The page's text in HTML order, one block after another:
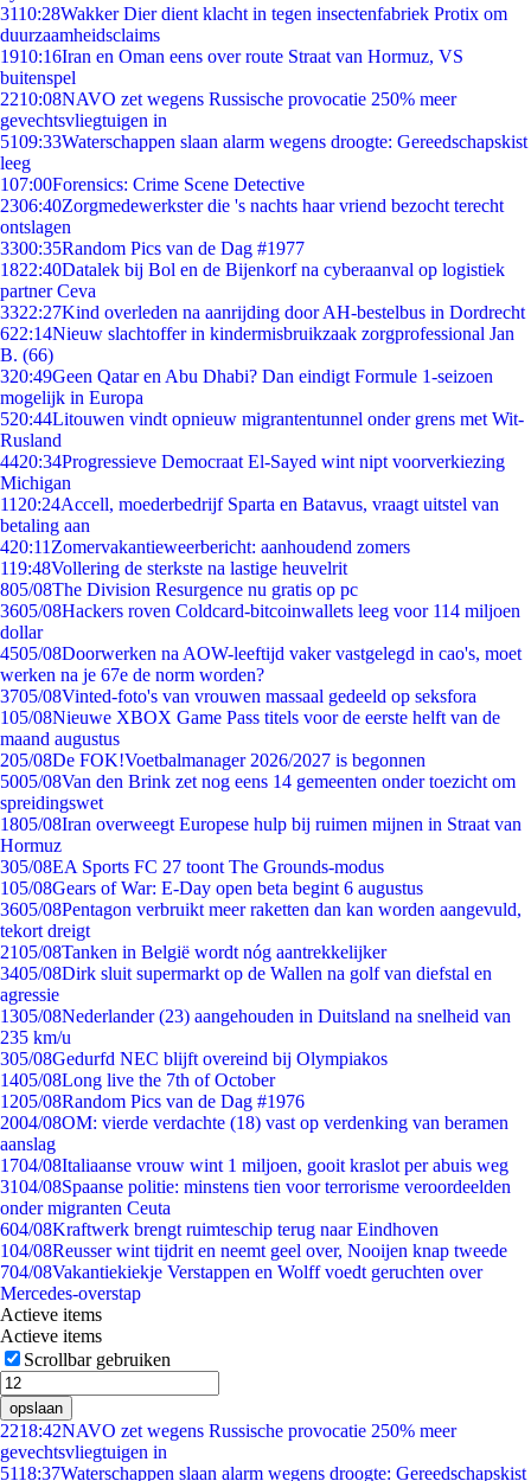
3110:28Wakker Dier dient klacht in tegen insectenfabriek Protix om
duurzaamheidsclaims
1910:16Iran en Oman eens over route Straat van Hormuz, VS
buitenspel
2210:08NAVO zet wegens Russische provocatie 250% meer
gevechtsvliegtuigen in
5109:33Waterschappen slaan alarm wegens droogte: Gereedschapskist
leeg
107:00Forensics: Crime Scene Detective
2306:40Zorgmedewerkster die 's nachts haar vriend bezocht terecht
ontslagen
3300:35Random Pics van de Dag #1977
1822:40Datalek bij Bol en de Bijenkorf na cyberaanval op logistiek
partner Ceva
3322:27Kind overleden na aanrijding door AH-bestelbus in Dordrecht
622:14Nieuw slachtoffer in kindermisbruikzaak zorgprofessional Jan
B. (66)
320:49Geen Qatar en Abu Dhabi? Dan eindigt Formule 1-seizoen
mogelijk in Europa
520:44Litouwen vindt opnieuw migrantentunnel onder grens met Wit-
Rusland
4420:34Progressieve Democraat El-Sayed wint nipt voorverkiezing
Michigan
11 20:24Accell, moederbedrijf Sparta en Batavus, vraagt uitstel van
betaling aan
420:11 Zomervakantieweerbericht: aanhoudend zomers
119:48Vollering de sterkste na lastige heuvelrit
805/08The Division Resurgence nu gratis op pc
3605/08Hackers roven Coldcard-bitcoinwallets leeg voor 114 miljoen
dollar
4505/08Doorwerken na AOW-leeftijd vaker vastgelegd in cao's, moet
werken na je 67e de norm worden?
3705/08Vinted-foto's van vrouwen massaal gedeeld op seksfora
105/08Nieuwe XBOX Game Pass titels voor de eerste helft van de
maand augustus
205/08De FOK!Voetbalmanager 2026/2027 is begonnen
5005/08Van den Brink zet nog eens 14 gemeenten onder toezicht om
spreidingswet
1805/08Iran overweegt Europese hulp bij ruimen mijnen in Straat van
Hormuz
305/08EA Sports FC 27 toont The Grounds-modus
105/08Gears of War: E-Day open beta begint 6 augustus
3605/08Pentagon verbruikt meer raketten dan kan worden aangevuld,
tekort dreigt
2105/08Tanken in België wordt nóg aantrekkelijker
3405/08Dirk sluit supermarkt op de Wallen na golf van diefstal en
agressie
1305/08Nederlander (23) aangehouden in Duitsland na snelheid van
235 km/u
305/08Gedurfd NEC blijft overeind bij Olympiakos
1405/08Long live the 7th of October
1205/08Random Pics van de Dag #1976
2004/08OM: vierde verdachte (18) vast op verdenking van beramen
aanslag
1704/08Italiaanse vrouw wint 1 miljoen, gooit kraslot per abuis weg
3104/08Spaanse politie: minstens tien voor terrorisme veroordeelden
onder migranten Ceuta
604/08Kraftwerk brengt ruimteschip terug naar Eindhoven
104/08Reusser wint tijdrit en neemt geel over, Nooijen knap tweede
704/08Vakantiekiekje Verstappen en Wolff voedt geruchten over
Mercedes-overstap
Actieve items
Actieve items
Scrollbar gebruiken
opslaan
2218:42NAVO zet wegens Russische provocatie 250% meer
gevechtsvliegtuigen in
5118:37Waterschappen slaan alarm wegens droogte: Gereedschapskist